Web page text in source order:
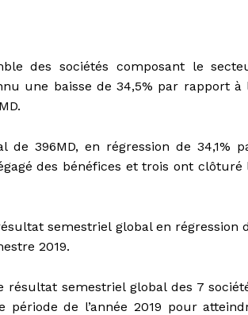
des sociétés composant le
une baisse de 34,5% par rapport à
396MD, en régression de 34,1%
des bénéfices et trois ont clôturé
semestriel global en régression
2019.
semestriel global des 7
de l’année 2019 pour